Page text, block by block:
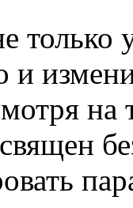
только
и
на